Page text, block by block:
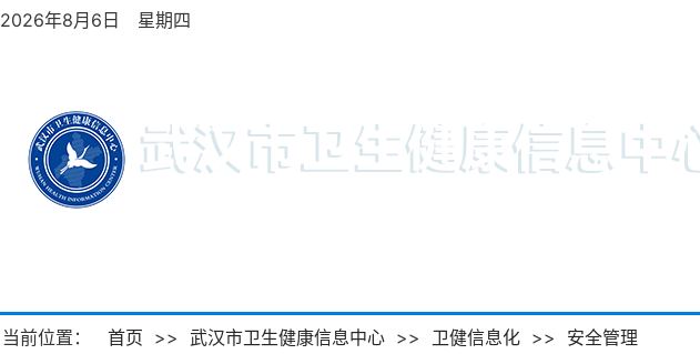
2026年8月6日 星期四
当前位置： 首页 >> 武汉市卫生健康信息中心 >> 卫健信息化 >> 安全管理